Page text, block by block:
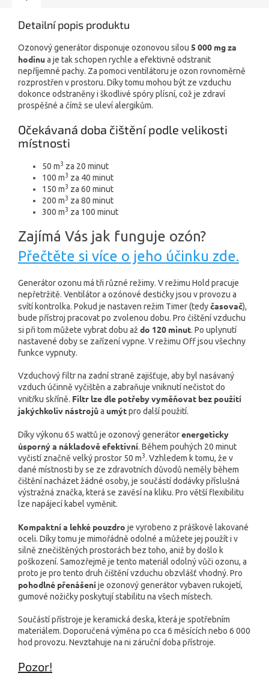
Detailní popis produktu
Ozonový generátor disponuje ozonovou silou 5 000 mg za
hodinua je tak schopen rychle a efektivně odstranit
nepříjemné pachy. Za pomoci ventilátoru je ozon rovnoměrně
rozprostřen v prostoru. Díky tomu mohou být ze vzduchu
dokonce odstraněny i škodlivé spóry plísní, což je zdraví
prospěšné a čímž se uleví alergikům.
Očekávaná doba čištění podle velikosti
místnosti
50 m3 za 20 minut
100 m3 za 40 minut
150 m3 za 60 minut
200 m3 za 80 minut
300 m3 za 100 minut
Zajímá Vás jak funguje ozón?
Přečtěte si více o jeho účinku zde.
Generátor ozonu má tři různé režimy. V režimu Hold pracuje
nepřetržitě. Ventilátor a ozónové destičky jsou v provozu a
svítí kontrolka. Pokud je nastaven režim Timer (tedyčasovač),
bude přístroj pracovat po zvolenou dobu. Pro čištění vzduchu
si při tom můžete vybrat dobu až do 120 minut. Po uplynutí
nastavené doby se zařízení vypne. V režimu Off jsou všechny
funkce vypnuty.
Vzduchový filtr na zadní straně zajišťuje, aby byl nasávaný
vzduch účinně vyčištěn a zabraňuje vniknutí nečistot do
vnitřku skříně. Filtr lze dle potřeby vyměňovat bez použití
jakýchkoliv nástrojůa umýtpro další použití.
Díky výkonu 65 wattů je ozonový generátorenergeticky
úsporný a nákladově efektivní. Během pouhých 20 minut
vyčistí značně velký prostor 50 m3. Vzhledem k tomu, že v
dané místnosti by se ze zdravotních důvodů neměly během
čištění nacházet žádné osoby, je součástí dodávky příslušná
výstražná značka, která se zavěsí na kliku. Pro větší flexibilitu
lze napájecí kabel vyměnit.
Kompaktní a lehké pouzdro je vyrobeno z práškově lakované
oceli. Díky tomu je mimořádně odolné a můžete jej použít i v
silně znečištěných prostorách bez toho, aniž by došlo k
poškození. Samozřejmě je tento materiál odolný vůči ozonu, a
proto je pro tento druh čištění vzduchu obzvlášť vhodný. Pro
pohodlné přenášeníje ozonový generátor vybaven rukojetí,
gumové nožičky poskytují stabilitu na všech místech.
Součástí přístroje je keramická deska, která je spotřebním
materiálem. Doporučená výměna po cca 6 měsících nebo 6 000
hod provozu. Nevztahuje na ni záruční doba přístroje.
Pozor!